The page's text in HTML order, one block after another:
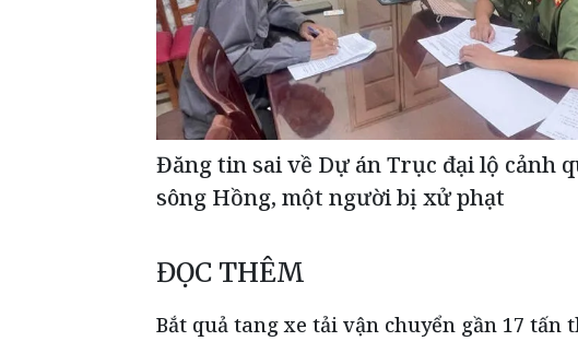
Đăng tin sai về Dự án Trục đại lộ cảnh
sông Hồng, một người bị xử phạt
ĐỌC THÊM
Bắt quả tang xe tải vận chuyển gần 17